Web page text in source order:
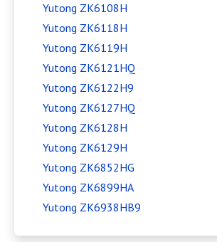
Yutong ZK6108H
Yutong ZK6118H
Yutong ZK6119H
Yutong ZK6121HQ
Yutong ZK6122H9
Yutong ZK6127HQ
Yutong ZK6128H
Yutong ZK6129H
Yutong ZK6852HG
Yutong ZK6899HA
Yutong ZK6938HB9